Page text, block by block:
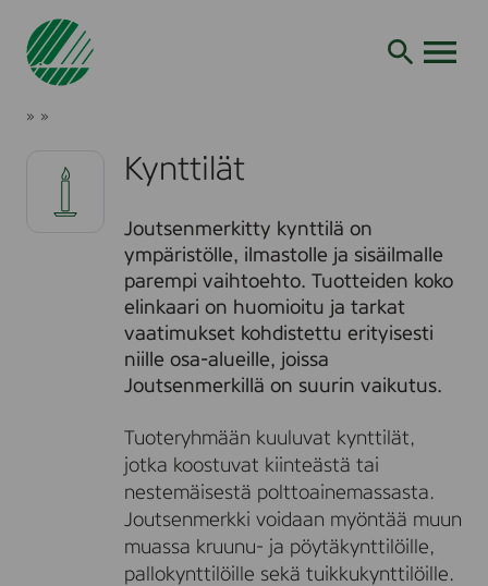
Siirry
J
» »
Kynttilät
Joutsenmerkitty kynttilä on
ympäristölle, ilmastolle ja sisäilmalle
parempi vaihtoehto. Tuotteiden koko
elinkaari on huomioitu ja tarkat
vaatimukset kohdistettu erityisesti
niille osa-alueille, joissa
Joutsenmerkillä on suurin vaikutus.
Tuoteryhmään kuuluvat kynttilät,
jotka koostuvat kiinteästä tai
nestemäisestä polttoainemassasta.
Joutsenmerkki voidaan myöntää muun
muassa kruunu- ja pöytäkynttilöille,
pallokynttilöille sekä tuikkukynttilöille.